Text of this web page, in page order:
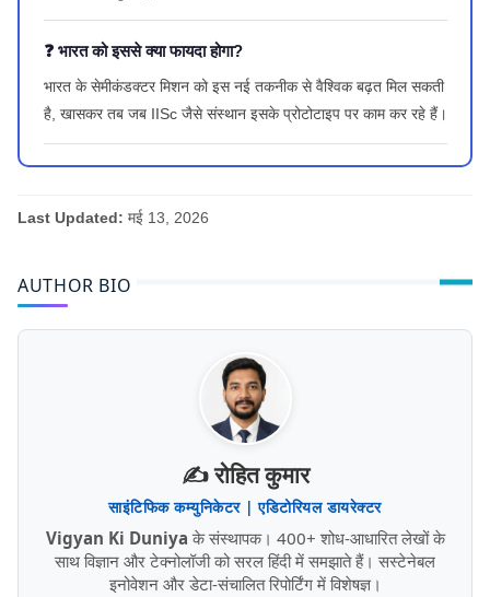
❓ भारत को इससे क्या फायदा होगा?
भारत के सेमीकंडक्टर मिशन को इस नई तकनीक से वैश्विक बढ़त मिल सकती
है, खासकर तब जब IISc जैसे संस्थान इसके प्रोटोटाइप पर काम कर रहे हैं।
Last Updated: मई 13, 2026
AUTHOR BIO
✍️ रोहित कुमार
साइंटिफिक कम्युनिकेटर | एडिटोरियल डायरेक्टर
Vigyan Ki Duniya के संस्थापक। 400+ शोध-आधारित लेखों के
साथ विज्ञान और टेक्नोलॉजी को सरल हिंदी में समझाते हैं। सस्टेनेबल
इनोवेशन और डेटा-संचालित रिपोर्टिंग में विशेषज्ञ।